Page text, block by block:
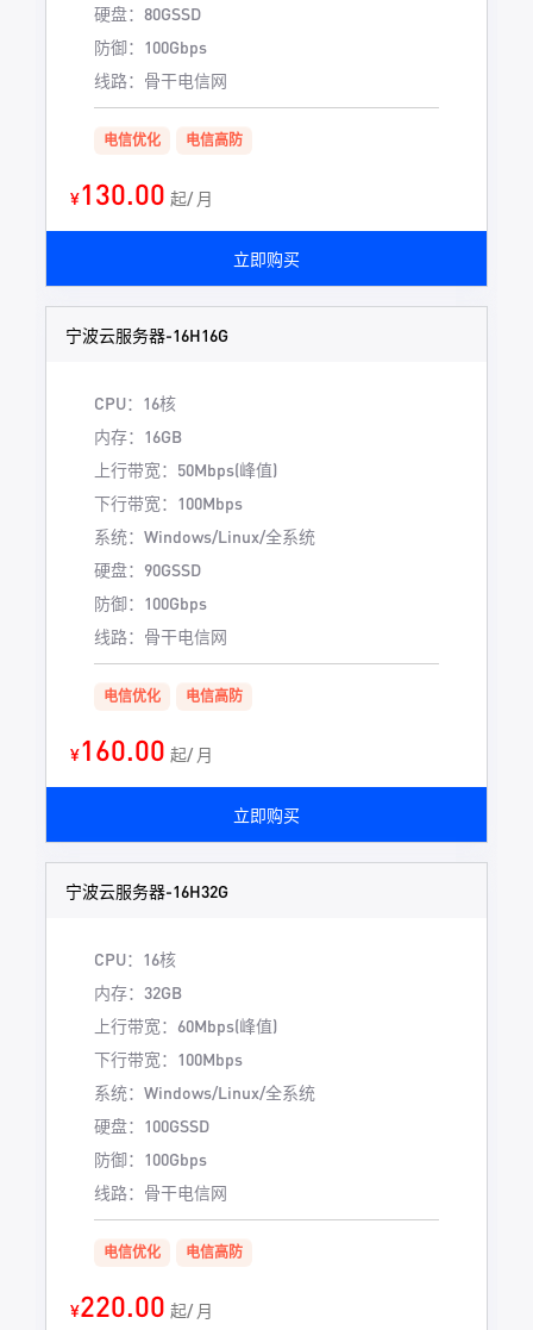
硬盘：80GSSD
防御：100Gbps
线路：骨干电信网
电信优化 电信高防
¥130.00 起/ 月
立即购买
宁波云服务器-16H16G
CPU：16核
内存：16GB
上行带宽：50Mbps(峰值)
下行带宽：100Mbps
系统：Windows/Linux/全系统
硬盘：90GSSD
防御：100Gbps
线路：骨干电信网
电信优化 电信高防
¥160.00 起/ 月
立即购买
宁波云服务器-16H32G
CPU：16核
内存：32GB
上行带宽：60Mbps(峰值)
下行带宽：100Mbps
系统：Windows/Linux/全系统
硬盘：100GSSD
防御：100Gbps
线路：骨干电信网
电信优化 电信高防
¥220.00 起/ 月